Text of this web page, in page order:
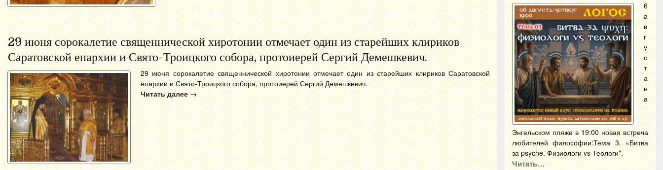
29 июня сорокалетие священнической хиротонии отмечает один из старейших клириков
Саратовской епархии и Свято-Троицкого собора, протоиерей Сергий Демешкевич.
29 июня сорокалетие священнической хиротонии отмечает один из старейших клириков Саратовской
епархии и Свято-Троицкого собора, протоиерей Сергий Демешкевич.
Читать далее →
6
а
в
г
у
с
т
а
н
а
Энгельском пляже в 19:00 новая встреча
любителей философии:Тема 3. «Битва
за psyche. Физиологи vs Теологи".
Читать…